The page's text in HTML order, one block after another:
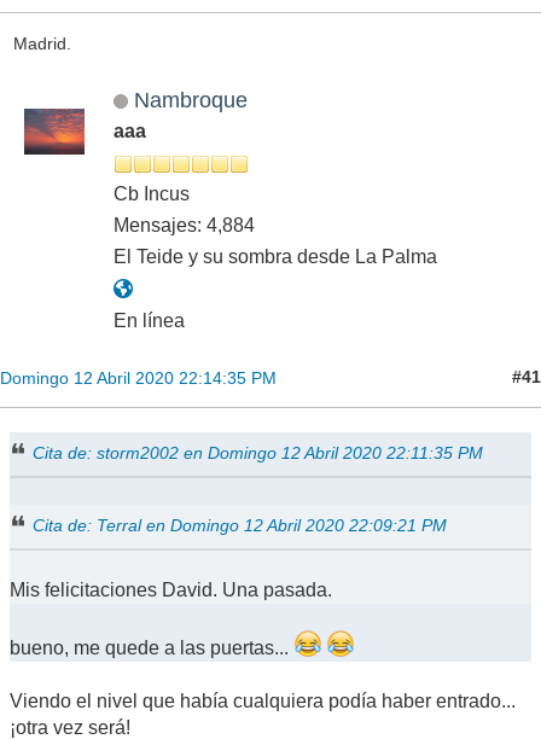
Madrid.
Nambroque
aaa
Cb Incus
Mensajes: 4,884
El Teide y su sombra desde La Palma
En línea
Domingo 12 Abril 2020 22:14:35 PM #41
Cita de: storm2002 en Domingo 12 Abril 2020 22:11:35 PM
Cita de: Terral en Domingo 12 Abril 2020 22:09:21 PM
Mis felicitaciones David. Una pasada.
bueno, me quede a las puertas...
Viendo el nivel que había cualquiera podía haber entrado...
¡otra vez será!